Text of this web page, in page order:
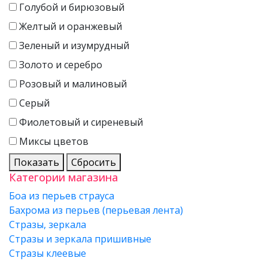
Голубой и бирюзовый
Желтый и оранжевый
Зеленый и изумрудный
Золото и серебро
Розовый и малиновый
Серый
Фиолетовый и сиреневый
Миксы цветов
Показать
Сбросить
Категории магазина
Боа из перьев страуса
Бахрома из перьев (перьевая лента)
Стразы, зеркала
Стразы и зеркала пришивные
Стразы клеевые